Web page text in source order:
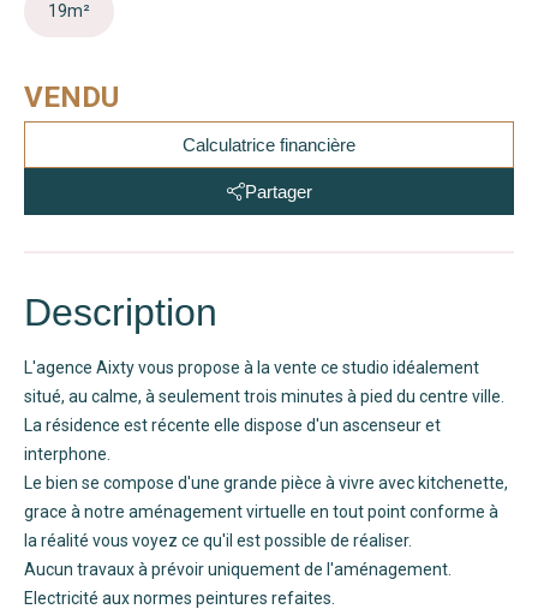
19m²
VENDU
Calculatrice financière
Partager
Description
L'agence Aixty vous propose à la vente ce studio idéalement
situé, au calme, à seulement trois minutes à pied du centre ville.
La résidence est récente elle dispose d'un ascenseur et
interphone.
Le bien se compose d'une grande pièce à vivre avec kitchenette,
grace à notre aménagement virtuelle en tout point conforme à
la réalité vous voyez ce qu'il est possible de réaliser.
Aucun travaux à prévoir uniquement de l'aménagement.
Electricité aux normes peintures refaites.